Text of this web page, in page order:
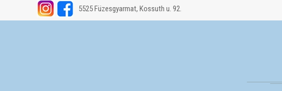
5525 Füzesgyarmat, Kossuth u. 92.